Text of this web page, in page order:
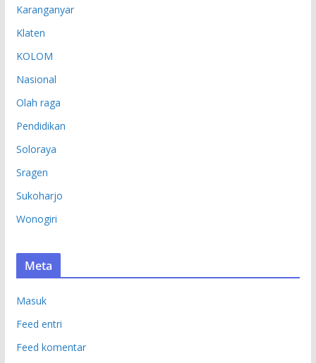
Karanganyar
Klaten
KOLOM
Nasional
Olah raga
Pendidikan
Soloraya
Sragen
Sukoharjo
Wonogiri
Meta
Masuk
Feed entri
Feed komentar